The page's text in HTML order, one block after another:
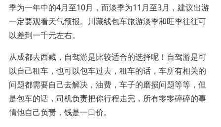
季为一年中的4月至10月，而淡季为11月至3月，建议出游
一定要观看天气预报。川藏线包车旅游淡季和旺季往往可
以差到一千元左右。
从成都去西藏，自驾游是比较适合的选择呢！自驾游是可
以自己租车，也可以包车过去，租车的话，车所有相关的
问题都需要自己去解决，油费，车子的磨损问题等等，但
是包车的话，司机负责把你行程走完，所有零零碎碎的事
情他自己负责，钱是一口价。